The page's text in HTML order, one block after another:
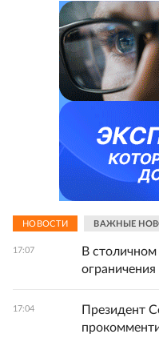
НОВОСТИ ВАЖНЫЕ
17:07
В
ограничения
17:04
Президент